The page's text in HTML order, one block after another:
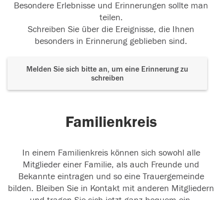
Besondere Erlebnisse und Erinnerungen sollte man
teilen.
Schreiben Sie über die Ereignisse, die Ihnen
besonders in Erinnerung geblieben sind.
Melden Sie sich bitte an, um eine Erinnerung zu
schreiben
Familienkreis
In einem Familienkreis können sich sowohl alle
Mitglieder einer Familie, als auch Freunde und
Bekannte eintragen und so eine Trauergemeinde
bilden. Bleiben Sie in Kontakt mit anderen Mitgliedern